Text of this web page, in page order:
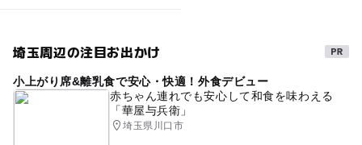
埼玉周辺の注目お出かけ
小上がり席&離乳食で安心・快適！外食デビュー
赤ちゃん連れでも安心して和食を味わえる
「華屋与兵衛」
埼玉県川口市